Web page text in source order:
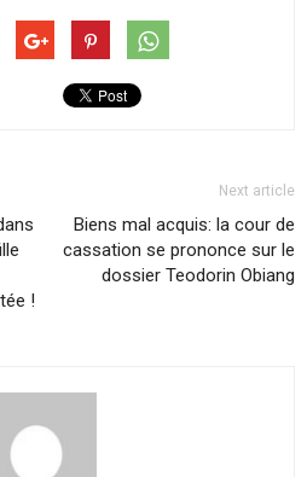
!
Next article
Biens mal acquis: la cour de
cassation se prononce sur le
dossier Teodorin Obiang